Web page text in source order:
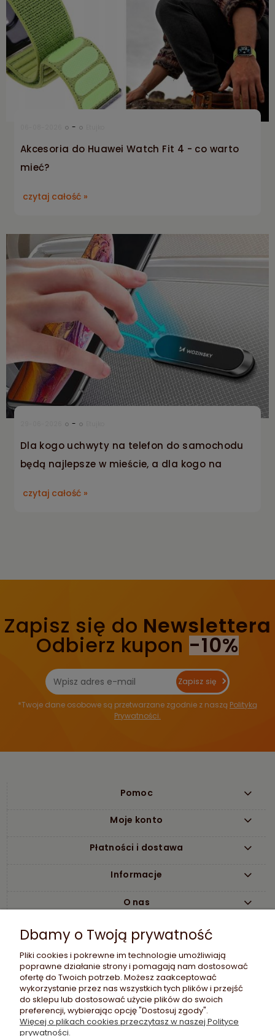
Akcesoria do Huawei Watch Fit 4 - co warto
mieć?
-
czytaj całość »
Dla kogo uchwyty na telefon do samochodu
będą najlepsze w mieście, a dla kogo na
-
czytaj całość »
Zapisz się do Newslettera
Odbierz kupon-10%
Zapisz się
*Twoje dane osobowe są przetwarzane zgodnie z naszą Polityką
Prywatności.
Etujko Sp. z o.o.
Sklep GSM Etujko
ul. Ludwika Rydygiera 8/609
Pomoc
Moje konto
Płatności i dostawa
Informacje
O nas
Dbamy o Twoją prywatność
Pliki cookies i pokrewne im technologie umożliwiają
poprawne działanie strony i pomagają nam dostosować
ofertę do Twoich potrzeb. Możesz zaakceptować
wykorzystanie przez nas wszystkich tych plików i przejść
do sklepu lub dostosować użycie plików do swoich
preferencji, wybierając opcję "Dostosuj zgody".
Więcej o plikach cookies przeczytasz w naszej Polityce
prywatności.